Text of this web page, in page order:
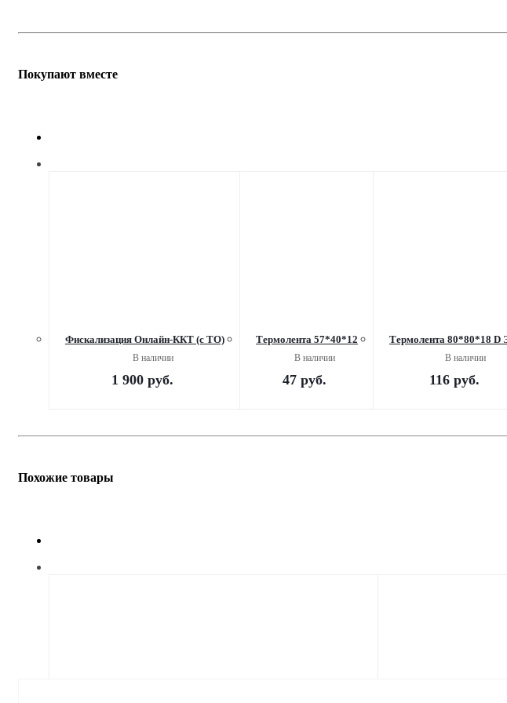
Покупают вместе
Фискализация Онлайн-ККТ (с ТО)
В наличии
1 900руб.
Термолента 57*40*12
В наличии
47руб.
Термолента 80*80*18 D
В наличии
116 руб.
Похожие товары